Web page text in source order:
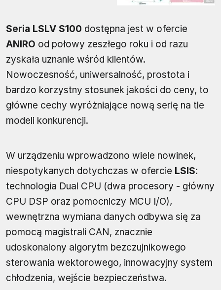
Seria LSLV S100 dostępna jest w ofercie
ANIRO od połowy zeszłego roku i od razu
zyskała uznanie wśród klientów.
Nowoczesność, uniwersalność, prostota i
bardzo korzystny stosunek jakości do ceny, to
główne cechy wyróżniające nową serię na tle
modeli konkurencji.
W urządzeniu wprowadzono wiele nowinek,
niespotykanych dotychczas w ofercie LSIS:
technologia Dual CPU (dwa procesory - główny
CPU DSP oraz pomocniczy MCU I/O),
wewnętrzna wymiana danych odbywa się za
pomocą magistrali CAN, znacznie
udoskonalony algorytm bezczujnikowego
sterowania wektorowego, innowacyjny system
chłodzenia, wejście bezpieczeństwa.